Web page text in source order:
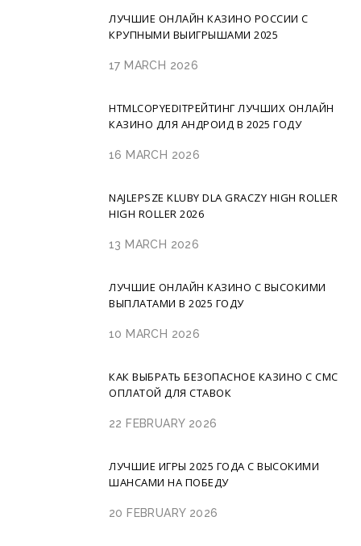
ЛУЧШИЕ ОНЛАЙН КАЗИНО РОССИИ С
КРУПНЫМИ ВЫИГРЫШАМИ 2025
17 MARCH 2026
HTMLCOPYEDITРЕЙТИНГ ЛУЧШИХ ОНЛАЙН
КАЗИНО ДЛЯ АНДРОИД В 2025 ГОДУ
16 MARCH 2026
NAJLEPSZE KLUBY DLA GRACZY HIGH ROLLER
HIGH ROLLER 2026
13 MARCH 2026
ЛУЧШИЕ ОНЛАЙН КАЗИНО С ВЫСОКИМИ
ВЫПЛАТАМИ В 2025 ГОДУ
10 MARCH 2026
КАК ВЫБРАТЬ БЕЗОПАСНОЕ КАЗИНО С СМС
ОПЛАТОЙ ДЛЯ СТАВОК
22 FEBRUARY 2026
ЛУЧШИЕ ИГРЫ 2025 ГОДА С ВЫСОКИМИ
ШАНСАМИ НА ПОБЕДУ
20 FEBRUARY 2026